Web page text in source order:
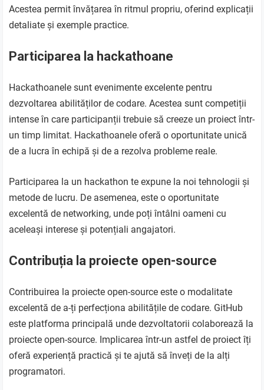
Acestea permit învățarea în ritmul propriu, oferind explicații
detaliate și exemple practice.
Participarea la hackathoane
Hackathoanele sunt evenimente excelente pentru
dezvoltarea abilităților de codare. Acestea sunt competiții
intense în care participanții trebuie să creeze un proiect într-
un timp limitat. Hackathoanele oferă o oportunitate unică
de a lucra în echipă și de a rezolva probleme reale.
Participarea la un hackathon te expune la noi tehnologii și
metode de lucru. De asemenea, este o oportunitate
excelentă de networking, unde poți întâlni oameni cu
aceleași interese și potențiali angajatori.
Contribuția la proiecte open-source
Contribuirea la proiecte open-source este o modalitate
excelentă de a-ți perfecționa abilitățile de codare. GitHub
este platforma principală unde dezvoltatorii colaborează la
proiecte open-source. Implicarea într-un astfel de proiect îți
oferă experiență practică și te ajută să înveți de la alți
programatori.